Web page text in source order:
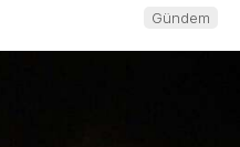
Gündem